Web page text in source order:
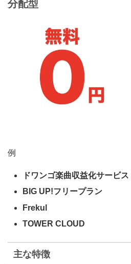
分配型
例
ドワンゴ楽曲収益化サービス
BIG UP!フリープラン
Frekul
TOWER CLOUD
主な特徴